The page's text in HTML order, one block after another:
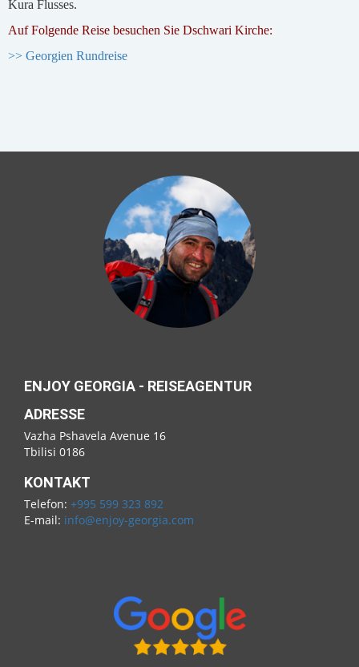
Kura Flusses.
Auf Folgende Reise besuchen Sie Dschwari Kirche:
>> Georgien Rundreise
ENJOY GEORGIA - REISEAGENTUR
ADRESSE
Vazha Pshavela Avenue 16
Tbilisi 0186
KONTAKT
Telefon: +995 599 323 892
E-mail: info@enjoy-georgia.com